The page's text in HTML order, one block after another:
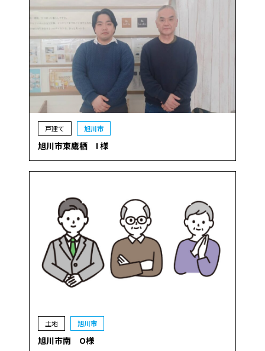
戸建て 旭川市
旭川市東鷹栖 I 様
土地 旭川市
旭川市南 O様